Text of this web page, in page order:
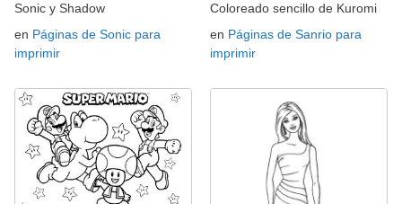
Sonic y Shadow
en Páginas de Sonic para
imprimir
Coloreado sencillo de Kuromi
en Páginas de Sanrio para
imprimir